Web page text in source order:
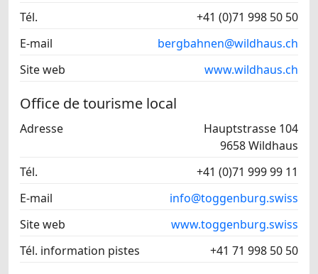
Tél.
+41 (0)71 998 50 50
E-mail
bergbahnen@wildhaus.ch
Site web
www.wildhaus.ch
Office de tourisme local
Adresse
Hauptstrasse 104
9658 Wildhaus
Tél.
+41 (0)71 999 99 11
E-mail
info@toggenburg.swiss
Site web
www.toggenburg.swiss
Tél. information pistes
+41 71 998 50 50